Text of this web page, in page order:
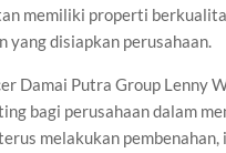
memiliki properti
yang disiapkan perusahaan.
Damai Putra Group Lenny
bagi perusahaan dalam
melakukan